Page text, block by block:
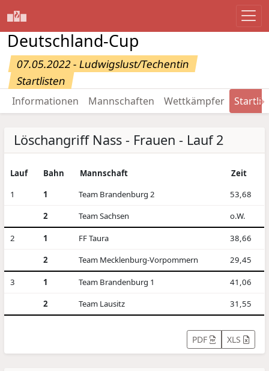
Deutschland-Cup
07.05.2022 - Ludwigslust/Techentin
Startlisten
Informationen Mannschaften Wettkämpfer →
Löschangriff Nass - Frauen - Lauf 2
Lauf Bahn Mannschaft
Zeit
1
1 Team Brandenburg 2
53,68
2
Team Sachsen o.W.
2 1 FF Taura
38,66
2
Team Mecklenburg-Vorpommern 29,45
3 1 Team Brandenburg 1
41,06
2
Team Lausitz 31,55
PDF XLS